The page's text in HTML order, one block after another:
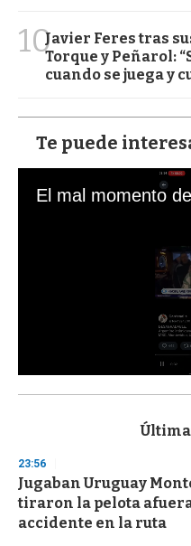
10Javier Feres tras
Torque y Peñarol:
cuando se juega y
Te puede
s
d
s
o
f
3
23:56
Jugaban Uruguay
tiraron la pelota
accidente en la ruta